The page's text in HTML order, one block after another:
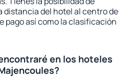
del hotel al centro de
pago así como la clasificación
en los hoteles